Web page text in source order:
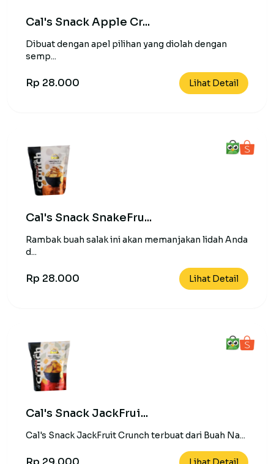
Cal's Snack Apple Cr...
Dibuat dengan apel pilihan yang diolah dengan
semp...
Rp 28.000 Lihat Detail
Cal's Snack SnakeFru...
Rambak buah salak ini akan memanjakan lidah Anda
d...
Rp 28.000 Lihat Detail
Cal's Snack JackFrui...
Cal's Snack JackFruit Crunch terbuat dari Buah Na...